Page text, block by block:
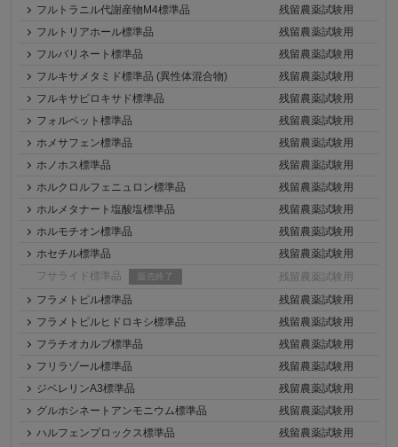
フルトラニル代謝産物M4標準品
残留農薬試験用
フルトリアホール標準品
残留農薬試験用
フルバリネート標準品
残留農薬試験用
フルキサメタミド標準品 (異性体混合物)
残留農薬試験用
フルキサピロキサド標準品
残留農薬試験用
フォルペット標準品
残留農薬試験用
ホメサフェン標準品
残留農薬試験用
ホノホス標準品
残留農薬試験用
ホルクロルフェニュロン標準品
残留農薬試験用
ホルメタナート塩酸塩標準品
残留農薬試験用
ホルモチオン標準品
残留農薬試験用
ホセチル標準品
残留農薬試験用
フサライド標準品
販売終了
残留農薬試験用
フラメトピル標準品
残留農薬試験用
フラメトピルヒドロキシ標準品
残留農薬試験用
フラチオカルブ標準品
残留農薬試験用
フリラゾール標準品
残留農薬試験用
ジベレリンA3標準品
残留農薬試験用
グルホシネートアンモニウム標準品
残留農薬試験用
ハルフェンプロックス標準品
残留農薬試験用